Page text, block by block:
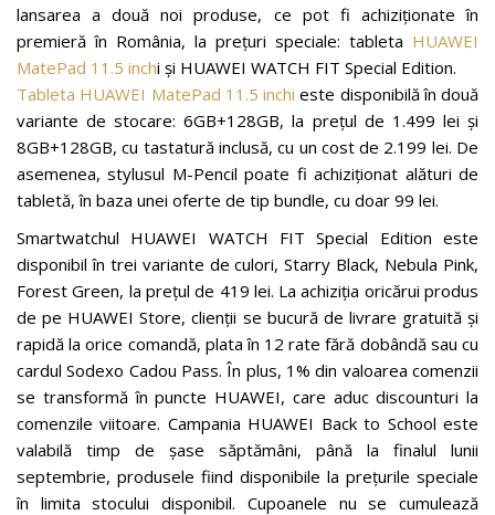
lansarea a două noi produse, ce pot fi achiziționate în
premieră în România, la prețuri speciale: tableta HUAWEI
MatePad 11.5 inchi și HUAWEI WATCH FIT Special Edition.
Tableta HUAWEI MatePad 11.5 inchi este disponibilă în două
variante de stocare: 6GB+128GB, la prețul de 1.499 lei și
8GB+128GB, cu tastatură inclusă, cu un cost de 2.199 lei. De
asemenea, stylusul M-Pencil poate fi achiziționat alături de
tabletă, în baza unei oferte de tip bundle, cu doar 99 lei.
Smartwatchul HUAWEI WATCH FIT Special Edition este
disponibil în trei variante de culori, Starry Black, Nebula Pink,
Forest Green, la prețul de 419 lei. La achiziția oricărui produs
de pe HUAWEI Store, clienții se bucură de livrare gratuită și
rapidă la orice comandă, plata în 12 rate fără dobândă sau cu
cardul Sodexo Cadou Pass. În plus, 1% din valoarea comenzii
se transformă în puncte HUAWEI, care aduc discounturi la
comenzile viitoare. Campania HUAWEI Back to School este
valabilă timp de șase săptămâni, până la finalul lunii
septembrie, produsele fiind disponibile la prețurile speciale
în limita stocului disponibil. Cupoanele nu se cumulează